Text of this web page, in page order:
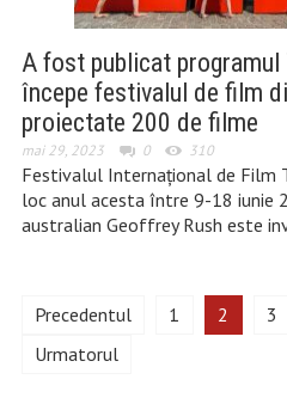
A fost publicat programul
începe festivalul de film
proiectate 200 de filme
mai 29, 2023 0 310
Festivalul Internaţional de Film
loc anul acesta între 9-18 iunie
australian Geoffrey Rush este
Precedentul 1 2 3
Urmatorul